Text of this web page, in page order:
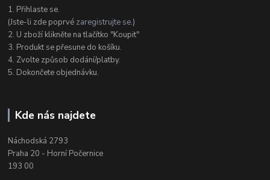
1. Přihlaste se.
(Jste-li zde poprvé zaregistrujte se.)
2. U zboží klikněte na tlačítko "Koupit"
3. Produkt se přesune do košíku.
4. Zvolte způsob dodání/platby.
5. Dokončete objednávku.
Kde nás najdete
Náchodská 2793
Praha 20 - Horní Počernice
193 00